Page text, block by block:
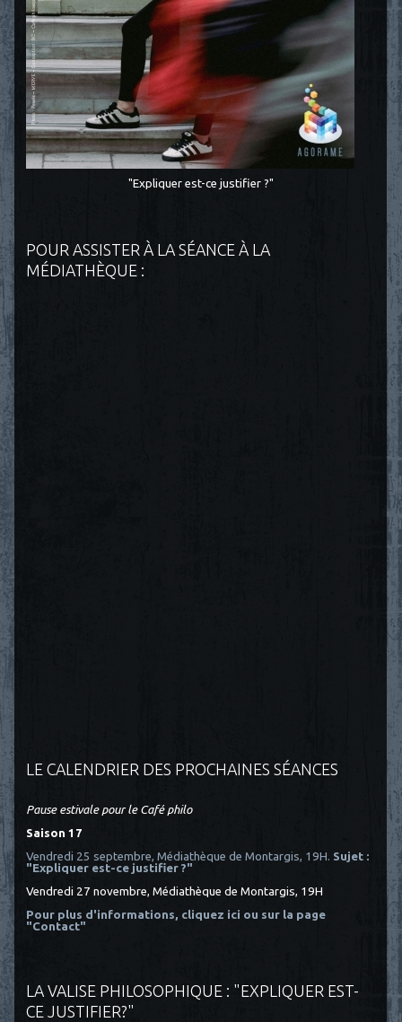
"Expliquer est-ce justifier ?"
POUR ASSISTER À LA SÉANCE À LA
MÉDIATHÈQUE :
LE CALENDRIER DES PROCHAINES SÉANCES
Pause estivale pour le Café philo
Saison 17
Vendredi 25 septembre, Médiathèque de Montargis, 19H. Sujet :
"Expliquer est-ce justifier ?"
Vendredi 27 novembre, Médiathèque de Montargis, 19H
Pour plus d'informations, cliquez ici ou sur la page
"Contact"
LA VALISE PHILOSOPHIQUE : "EXPLIQUER EST-
CE JUSTIFIER?"